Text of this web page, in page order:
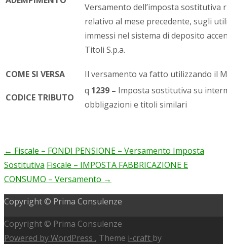
Versamento dell’imposta sostitutiva
relativo al mese precedente, sugli
immessi nel sistema di deposito
Titoli S.p.a.
COME SI VERSA Il versamento va fatto utilizzando il
CODICE TRIBUTO
q 1239 – Imposta sostitutiva su
obbligazioni e titoli similari
Post
navigation
← Fiscale – FONDI PENSIONE – Versamento Imposta
Sostitutiva Fiscale – IMPOSTA FABBRICAZIONE E
CONSUMO – Versamento →
Copyright © Prima Consulenze
Copyright © Prima Consulenze
Powered by WordPress , Theme i-craft by